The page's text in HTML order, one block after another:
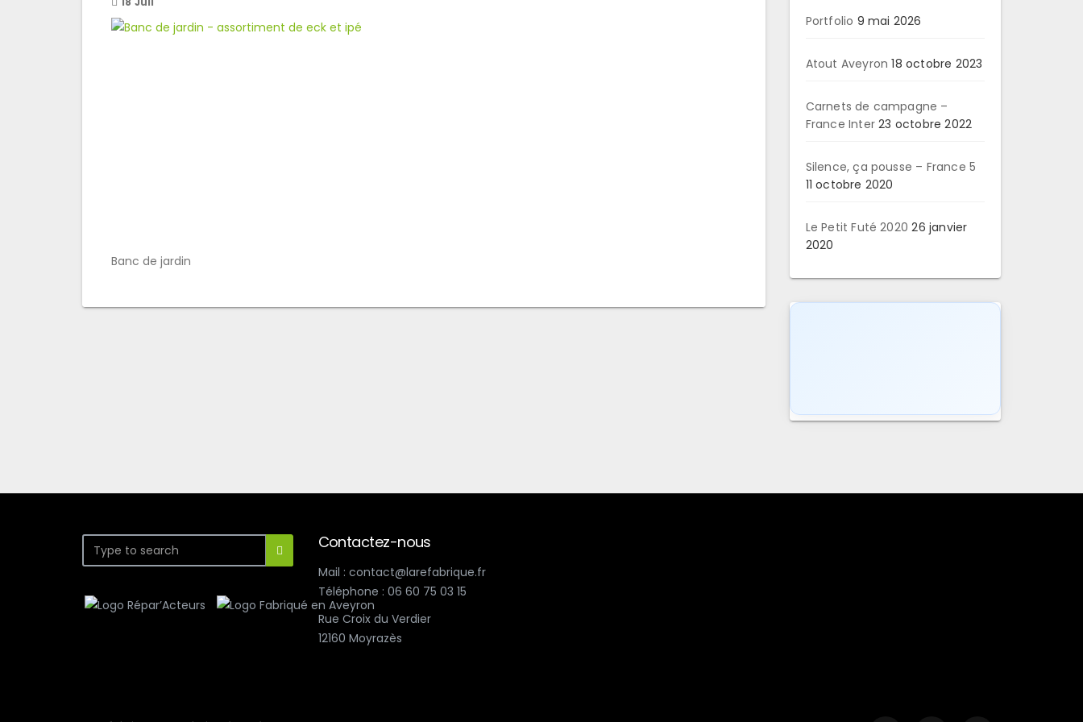
Banc de jardin
Portfolio 9 mai 2026
Atout Aveyron 18 octobre 2023
Carnets de campagne –
France Inter 23 octobre 2022
Silence, ça pousse – France 5
11 octobre 2020
Le Petit Futé 2020 26 janvier
2020
Contactez-nous
Mail : contact@larefabrique.fr
Téléphone : 06 60 75 03 15
Rue Croix du Verdier
12160 Moyrazès